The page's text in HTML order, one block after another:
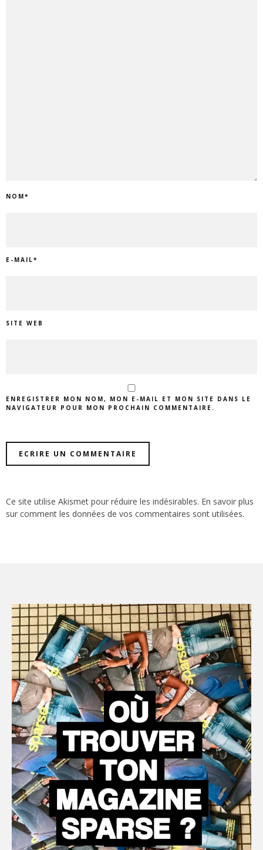
NOM*
E-MAIL*
SITE WEB
ENREGISTRER MON NOM, MON E-MAIL ET MON SITE DANS LE
NAVIGATEUR POUR MON PROCHAIN COMMENTAIRE.
Ce site utilise Akismet pour réduire les indésirables. En savoir plus
sur comment les données de vos commentaires sont utilisées.